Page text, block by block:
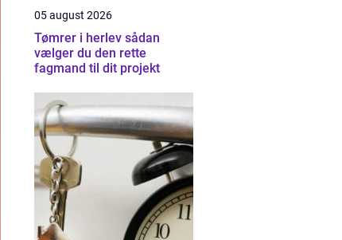
05 august 2026
Tømrer i herlev sådan
vælger du den rette
fagmand til dit projekt